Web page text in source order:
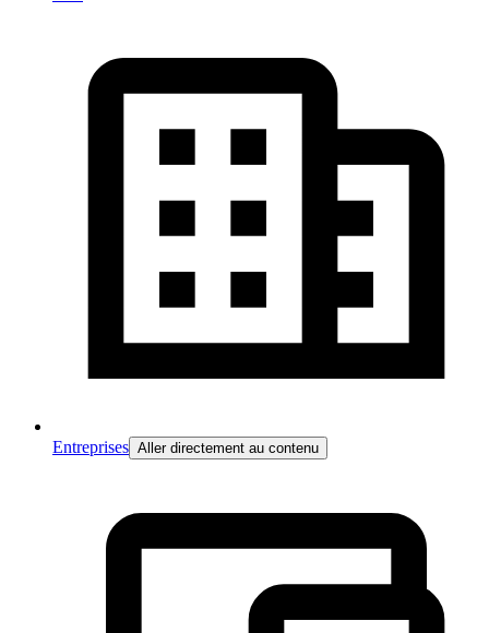
Entreprises Aller directement au contenu